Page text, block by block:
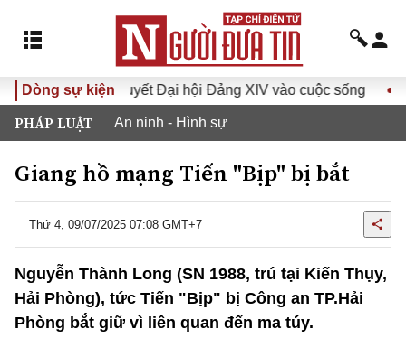
Dòng sự kiện
Đưa Nghị quyết Đại hội Đảng XIV vào cuộc sống
PHÁP LUẬT An ninh - Hình sự
Giang hồ mạng Tiến "Bịp" bị bắt
Thứ 4, 09/07/2025 07:08 GMT+7
Nguyễn Thành Long (SN 1988, trú tại Kiến Thụy,
Hải Phòng), tức Tiến "Bịp" bị Công an TP.Hải
Phòng bắt giữ vì liên quan đến ma túy.